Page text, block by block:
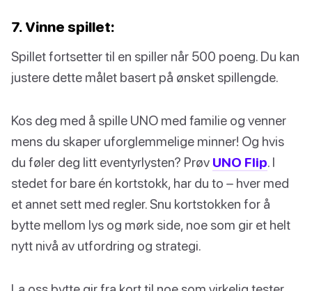
7. Vinne spillet:
Spillet fortsetter til en spiller når 500 poeng. Du kan
justere dette målet basert på ønsket spillengde.
Kos deg med å spille UNO med familie og venner
mens du skaper uforglemmelige minner! Og hvis
du føler deg litt eventyrlysten? Prøv UNO Flip. I
stedet for bare én kortstokk, har du to – hver med
et annet sett med regler. Snu kortstokken for å
bytte mellom lys og mørk side, noe som gir et helt
nytt nivå av utfordring og strategi.